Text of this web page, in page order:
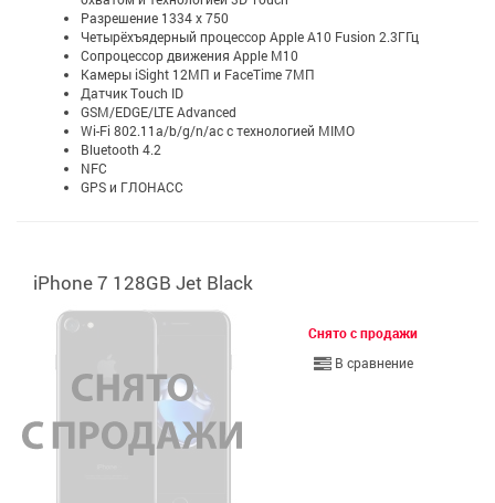
Разрешение 1334 x 750
Четырёхъядерный процессор Apple A10 Fusion 2.3ГГц
Сопроцессор движения Apple M10
Камеры iSight 12МП и FaceTime 7МП
Датчик Touch ID
GSM/EDGE/LTE Advanced
Wi-Fi 802.11a/b/g/n/ac с технологией MIMO
Bluetooth 4.2
NFC
GPS и ГЛОНАСС
iPhone 7 128GB Jet Black
Снято с продажи
В сравнение